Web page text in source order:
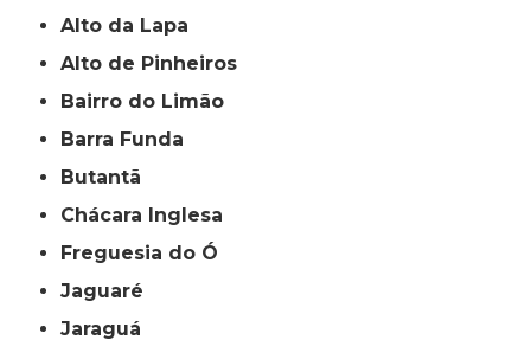
Alto da Lapa
Alto de Pinheiros
Bairro do Limão
Barra Funda
Butantã
Chácara Inglesa
Freguesia do Ó
Jaguaré
Jaraguá